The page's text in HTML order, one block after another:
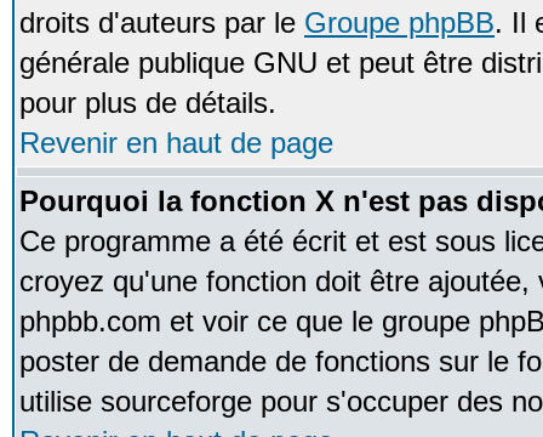
droits d'auteurs par le Groupe phpBB. Il
générale publique GNU et peut être
pour plus de détails.
Revenir en haut de page
Pourquoi la fonction X n'est pas
Ce programme a été écrit et est sous
croyez qu'une fonction doit être
phpbb.com et voir ce que le groupe
poster de demande de fonctions sur le
utilise sourceforge pour s'occuper des